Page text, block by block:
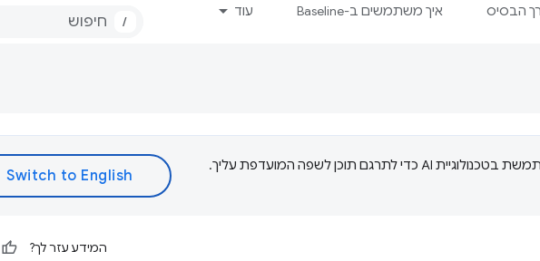
הבסיס איך משתמשים ב-Baseline עוד
/
‫Google משתמשת בטכנולוגיית AI כדי לתרגם תוכן לשפה המועדפת עליך.
המידע עזר לך?